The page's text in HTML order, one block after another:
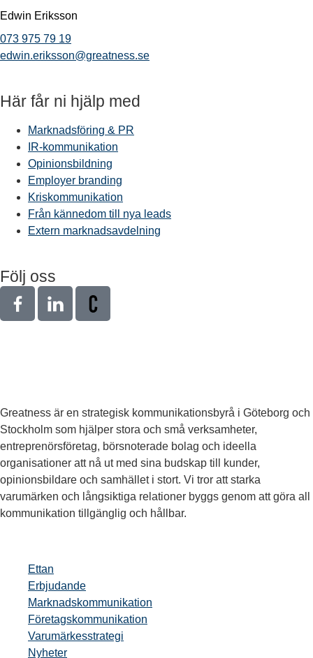
Edwin Eriksson
073 975 79 19
edwin.eriksson@greatness.se
Här får ni hjälp med
Marknadsföring & PR
IR-kommunikation
Opinionsbildning
Employer branding
Kriskommunikation
Från kännedom till nya leads
Extern marknadsavdelning
Följ oss
Greatness är en strategisk kommunikationsbyrå i Göteborg och
Stockholm som hjälper stora och små verksamheter,
entreprenörsföretag, börsnoterade bolag och ideella
organisationer att nå ut med sina budskap till kunder,
opinionsbildare och samhället i stort. Vi tror att starka
varumärken och långsiktiga relationer byggs genom att göra all
kommunikation tillgänglig och hållbar.
Ettan
Erbjudande
Marknadskommunikation
Företagskommunikation
Varumärkesstrategi
Nyheter